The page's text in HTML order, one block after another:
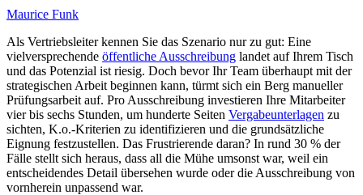
Maurice Funk
Als Vertriebsleiter kennen Sie das Szenario nur zu gut: Eine
vielversprechende öffentliche Ausschreibung landet auf Ihrem Tisch
und das Potenzial ist riesig. Doch bevor Ihr Team überhaupt mit der
strategischen Arbeit beginnen kann, türmt sich ein Berg manueller
Prüfungsarbeit auf. Pro Ausschreibung investieren Ihre Mitarbeiter
vier bis sechs Stunden, um hunderte Seiten Vergabeunterlagen zu
sichten, K.o.-Kriterien zu identifizieren und die grundsätzliche
Eignung festzustellen. Das Frustrierende daran? In rund 30 % der
Fälle stellt sich heraus, dass all die Mühe umsonst war, weil ein
entscheidendes Detail übersehen wurde oder die Ausschreibung von
vornherein unpassend war.